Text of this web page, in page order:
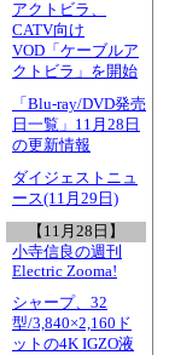
アクトビラ、
CATV向け
VOD「ケーブルア
クトビラ」を開始
「Blu-ray/DVD発売
日一覧」11月28日
の更新情報
ダイジェストニュ
ース(11月29日)
【11月28日】
小寺信良の週刊
Electric Zooma!
シャープ、32
型/3,840×2,160ド
ットの4K IGZO液